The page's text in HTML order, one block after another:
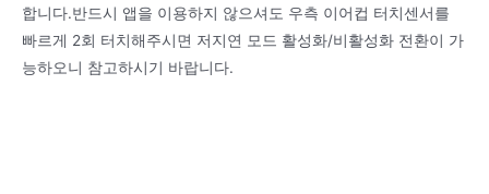
합니다.반드시 앱을 이용하지 않으셔도 우측 이어컵 터치센서를
빠르게 2회 터치해주시면 저지연 모드 활성화/비활성화 전환이 가
능하오니 참고하시기 바랍니다.